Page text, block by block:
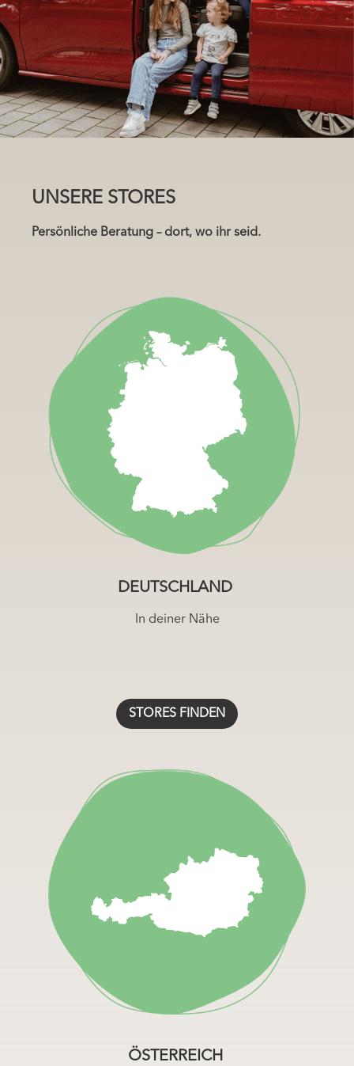
UNSERE STORES
Persönliche Beratung – dort, wo ihr seid.
DEUTSCHLAND
In deiner Nähe
STORES FINDEN
ÖSTERREICH